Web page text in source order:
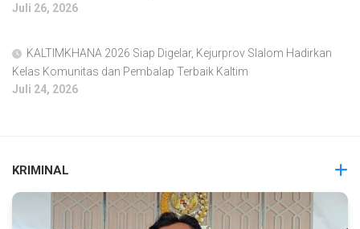
Juli 26, 2026
KALTIMKHANA 2026 Siap Digelar, Kejurprov Slalom Hadirkan
Kelas Komunitas dan Pembalap Terbaik Kaltim
Juli 24, 2026
KRIMINAL